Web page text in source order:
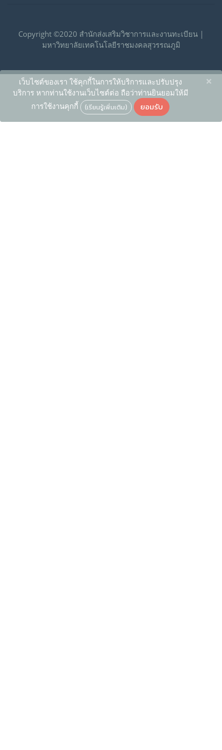
Copyright ©2020 สำนักส่งเสริมวิชาการและงานทะเบียน |
มหาวิทยาลัยเทคโนโลยีราชมงคลสุวรรณภูมิ
เว็บไซต์ของเรา ใช้คุกกี้ในการให้บริการและปรับปรุง
บริการ หากท่านใช้งานเว็บไซต์ต่อ ถือว่าท่านยินยอมให้มี
การใช้งานคุกกี้ (เรียนรู้เพิ่มเติม) ยอมรับ
×